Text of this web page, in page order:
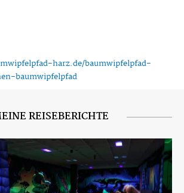
harz.de/baumwipfelpfad-
baumwipfelpfad
REISEBERICHTE